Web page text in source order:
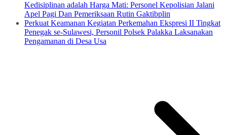
Kedisiplinan adalah Harga Mati: Personel Kepolisian Jalani
Apel Pagi Dan Pemeriksaan Rutin Gaktibplin
‎Perkuat Keamanan Kegiatan Perkemahan Ekspresi II Tingkat
Penegak se-Sulawesi, Personil Polsek Palakka Laksanakan
Pengamanan di Desa Usa